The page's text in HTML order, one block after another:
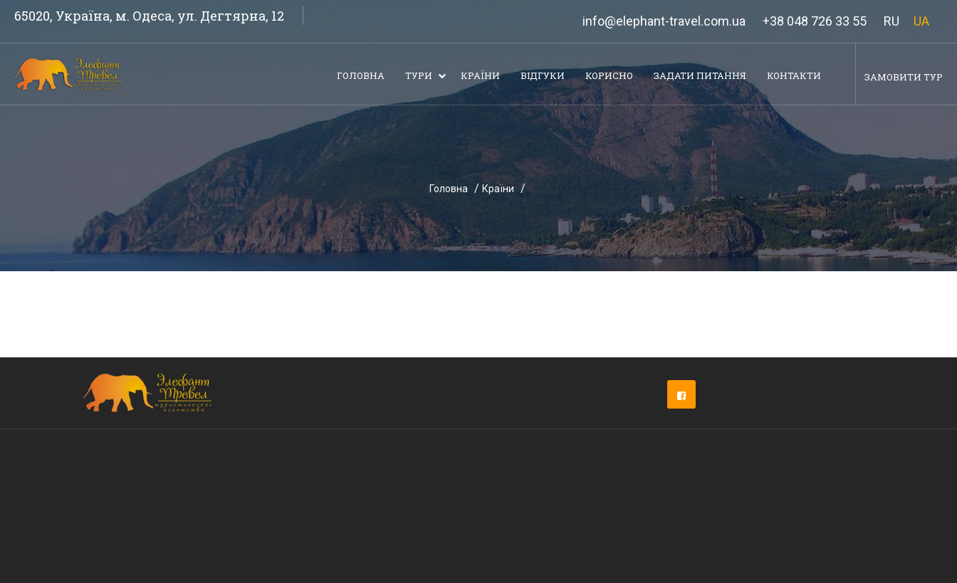
65020, Україна, м. Одеса, ул. Дегтярна, 12 info@elephant-travel.com.ua +38 048 726 33 55 RU UA
ЗАМОВИТИ ТУР
ГОЛОВНА ТУРИ КРАЇНИ ВІДГУКИ КОРИСНО ЗАДАТИ ПИТАННЯ КОНТАКТИ
Головна Країни